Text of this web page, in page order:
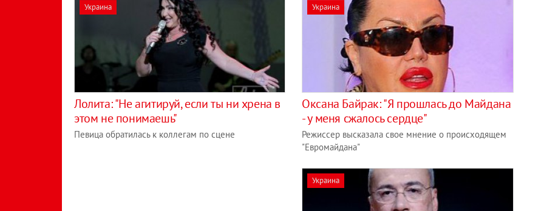
Украина
Лолита: "Не агитируй, если ты ни хрена в
этом не понимаешь"
Певица обратилась к коллегам по сцене
Украина
Оксана Байрак: "Я прошлась до Майдана
- у меня сжалось сердце"
Режиссер высказала свое мнение о происходящем
"Евромайдана"
Украина